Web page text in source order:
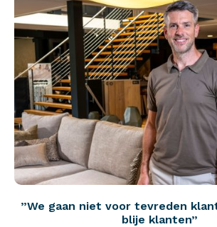
”We gaan niet voor tevreden
blije klanten”